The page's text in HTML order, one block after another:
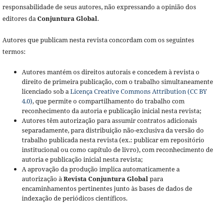
responsabilidade de seus autores, não expressando a opinião dos
editores da Conjuntura Global.
Autores que publicam nesta revista concordam com os seguintes
termos:
Autores mantém os direitos autorais e concedem à revista o
direito de primeira publicação, com o trabalho simultaneamente
licenciado sob a Licença Creative Commons Attribution (CC BY
4.0), que permite o compartilhamento do trabalho com
reconhecimento da autoria e publicação inicial nesta revista;
Autores têm autorização para assumir contratos adicionais
separadamente, para distribuição não-exclusiva da versão do
trabalho publicada nesta revista (ex.: publicar em repositório
institucional ou como capítulo de livro), com reconhecimento de
autoria e publicação inicial nesta revista;
A aprovação da produção implica automaticamente a
autorização à Revista Conjuntura Global para
encaminhamentos pertinentes junto às bases de dados de
indexação de periódicos científicos.